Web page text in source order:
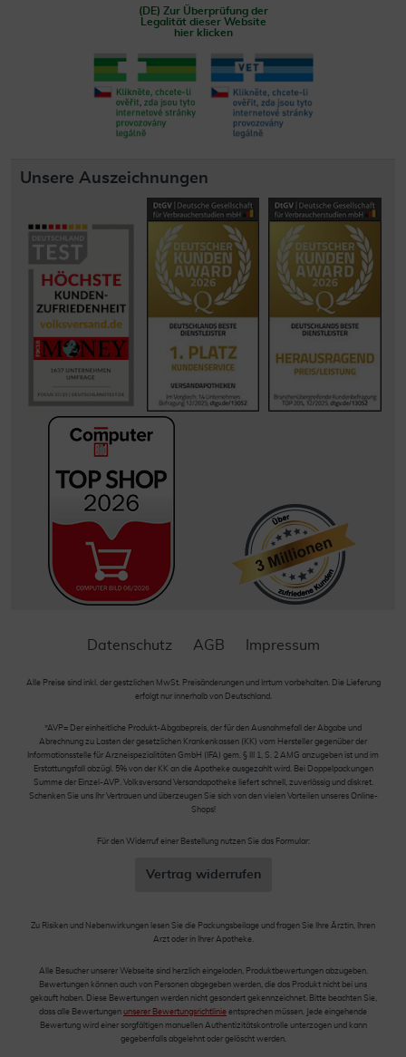
(DE) Zur Überprüfung der
Legalität dieser Website
hier klicken
Unsere Auszeichnungen
Datenschutz AGB Impressum
Alle Preise sind inkl. der gestzlichen MwSt. Preisänderungen und Irrtum vorbehalten. Die Lieferung
erfolgt nur innerhalb von Deutschland.
*AVP= Der einheitliche Produkt-Abgabepreis, der für den Ausnahmefall der Abgabe und
Abrechnung zu Lasten der gesetzlichen Krankenkassen (KK) vom Hersteller gegenüber der
Informationsstelle für Arzneispezialitäten GmbH (IFA) gem. § III 1, S. 2 AMG anzugeben ist und im
Erstattungsfall abzügl. 5% von der KK an die Apotheke ausgezahlt wird. Bei Doppelpackungen
Summe der Einzel-AVP. Volksversand Versandapotheke liefert schnell, zuverlässig und diskret.
Schenken Sie uns Ihr Vertrauen und überzeugen Sie sich von den vielen Vorteilen unseres Online-
Shops!
Für den Widerruf einer Bestellung nutzen Sie das Formular:
Vertrag widerrufen
Zu Risiken und Nebenwirkungen lesen Sie die Packungsbeilage und fragen Sie Ihre Ärztin, Ihren
Arzt oder in Ihrer Apotheke.
Alle Besucher unserer Webseite sind herzlich eingeladen, Produktbewertungen abzugeben.
Bewertungen können auch von Personen abgegeben werden, die das Produkt nicht bei uns
gekauft haben. Diese Bewertungen werden nicht gesondert gekennzeichnet. Bitte beachten Sie,
dass alle Bewertungen unserer Bewertungsrichtlinie entsprechen müssen. Jede eingehende
Bewertung wird einer sorgfältigen manuellen Authentizitätskontrolle unterzogen und kann
gegebenfalls abgelehnt oder gelöscht werden.